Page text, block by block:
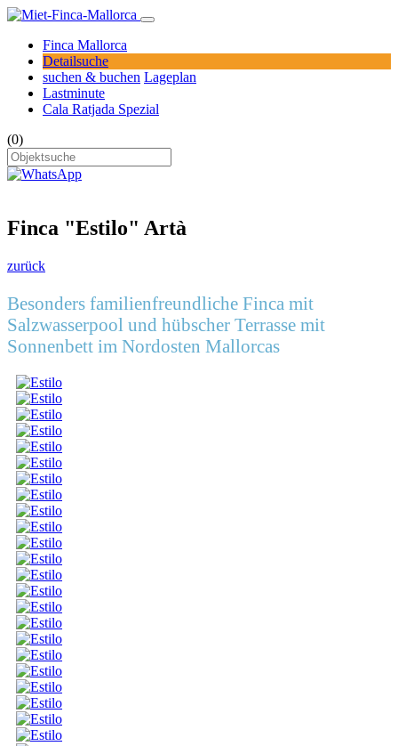
Finca Mallorca
Detailsuche
suchen & buchen Lageplan
Lastminute
Cala Ratjada Spezial
(0)
Finca "Estilo" Artà
zurück
Besonders familienfreundliche Finca mit
Salzwasserpool und hübscher Terrasse mit
Sonnenbett im Nordosten Mallorcas